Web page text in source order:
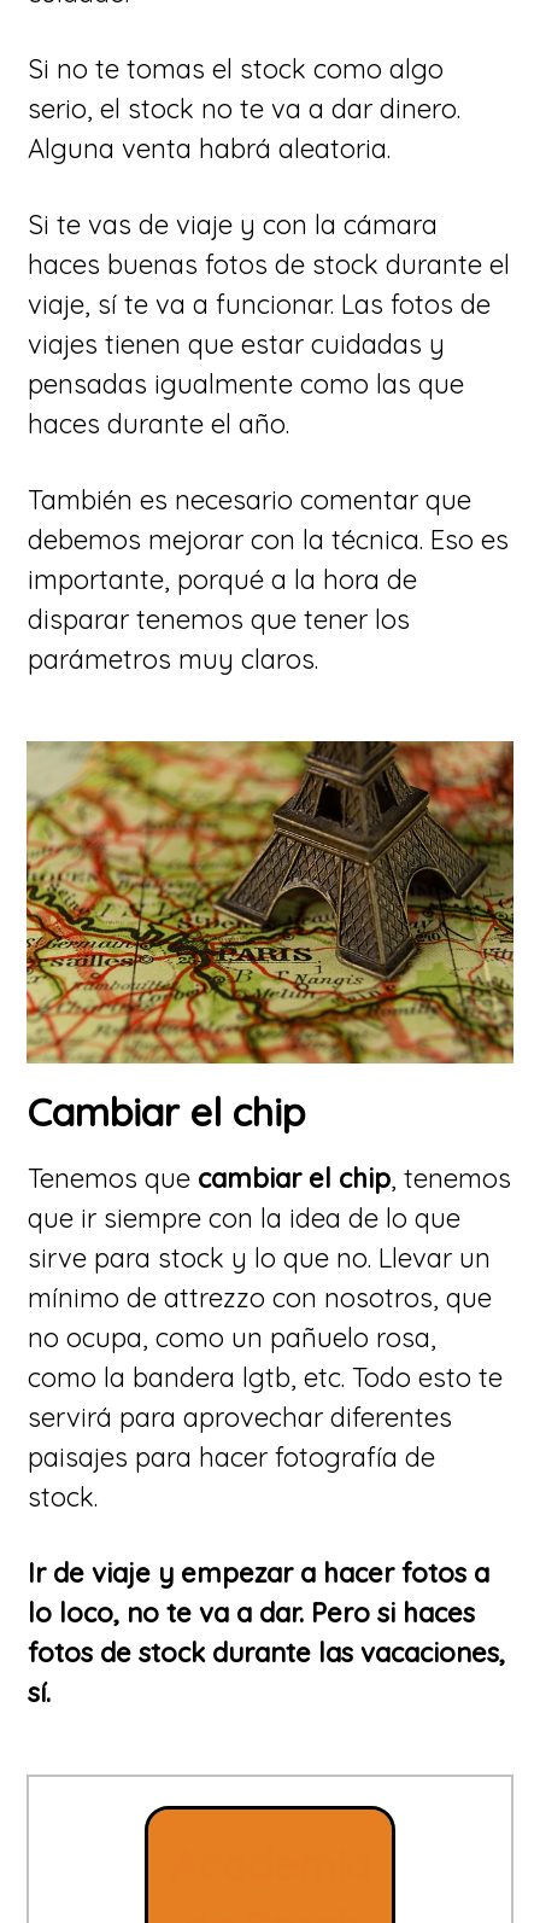
Si no te tomas el stock como algo
serio, el stock no te va a dar dinero.
Alguna venta habrá aleatoria.
Si te vas de viaje y con la cámara
haces buenas fotos de stock durante el
viaje, sí te va a funcionar. Las fotos de
viajes tienen que estar cuidadas y
pensadas igualmente como las que
haces durante el año.
También es necesario comentar que
debemos mejorar con la técnica. Eso es
importante, porqué a la hora de
disparar tenemos que tener los
parámetros muy claros.
Cambiar el chip
Tenemos que cambiar el chip, tenemos
que ir siempre con la idea de lo que
sirve para stock y lo que no. Llevar un
mínimo de attrezzo con nosotros, que
no ocupa, como un pañuelo rosa,
como la bandera lgtb, etc. Todo esto te
servirá para aprovechar diferentes
paisajes para hacer fotografía de
stock.
Ir de viaje y empezar a hacer fotos a
lo loco, no te va a dar. Pero si haces
fotos de stock durante las vacaciones,
sí.